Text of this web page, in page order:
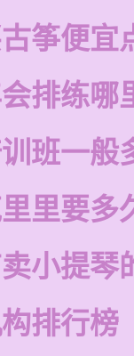
筝便宜
排练哪
班一般
里要多
小提琴
排行榜